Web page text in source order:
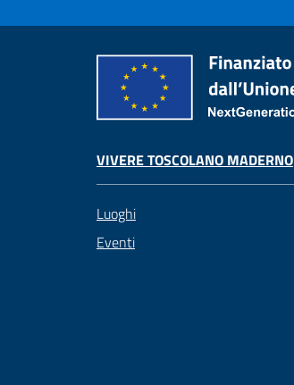
VIVERE TOSCOLANO MADERNO
Luoghi
Eventi